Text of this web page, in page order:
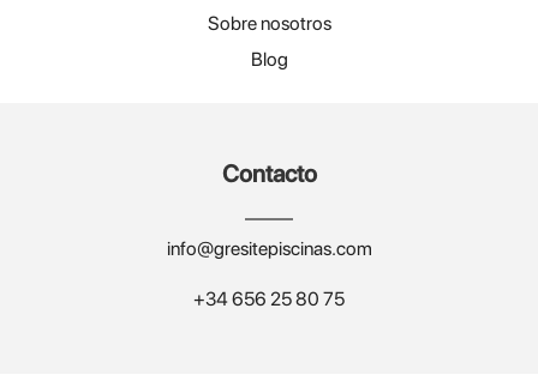
Sobre nosotros
Blog
Contacto
info@gresitepiscinas.com
+34 656 25 80 75